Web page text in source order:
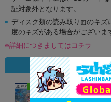
証対象外となります。
ディスク類の読み取り面のキ
度のキズがある場合がございま
※詳細につきましてはコチラ
状態違い
新入荷 状態 :A
オンライン